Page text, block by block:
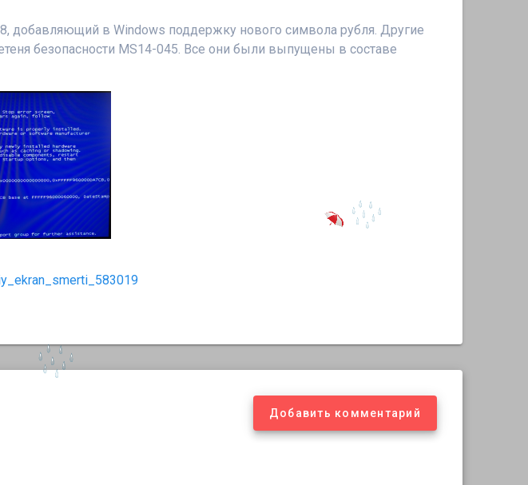
добавляющий в Windows поддержку нового символа рубля. Другие
безопасности MS14-045. Все они были выпущены в составе
Добавить комментарий